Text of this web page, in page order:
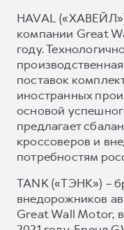
HAVAL
компании Great
году.
поставок
иностранных
основой
предлагает
кроссоверов и
потребностям
TANK («ТЭНК») –
внедорожников
Great Wall Motor,